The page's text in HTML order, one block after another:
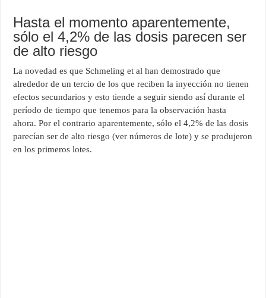
Hasta el momento aparentemente,
sólo el 4,2% de las dosis parecen ser
de alto riesgo
La novedad es que Schmeling et al han demostrado que
alrededor de un tercio de los que reciben la inyección no tienen
efectos secundarios y esto tiende a seguir siendo así durante el
período de tiempo que tenemos para la observación hasta
ahora. Por el contrario aparentemente, sólo el 4,2% de las dosis
parecían ser de alto riesgo (ver números de lote) y se produjeron
en los primeros lotes.